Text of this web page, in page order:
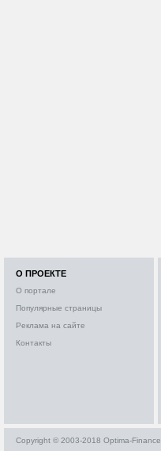
О ПРОЕКТЕ
О портале
Популярные страницы
Реклама на сайте
Контакты
Copyright © 2003-2018 Optima-Finance